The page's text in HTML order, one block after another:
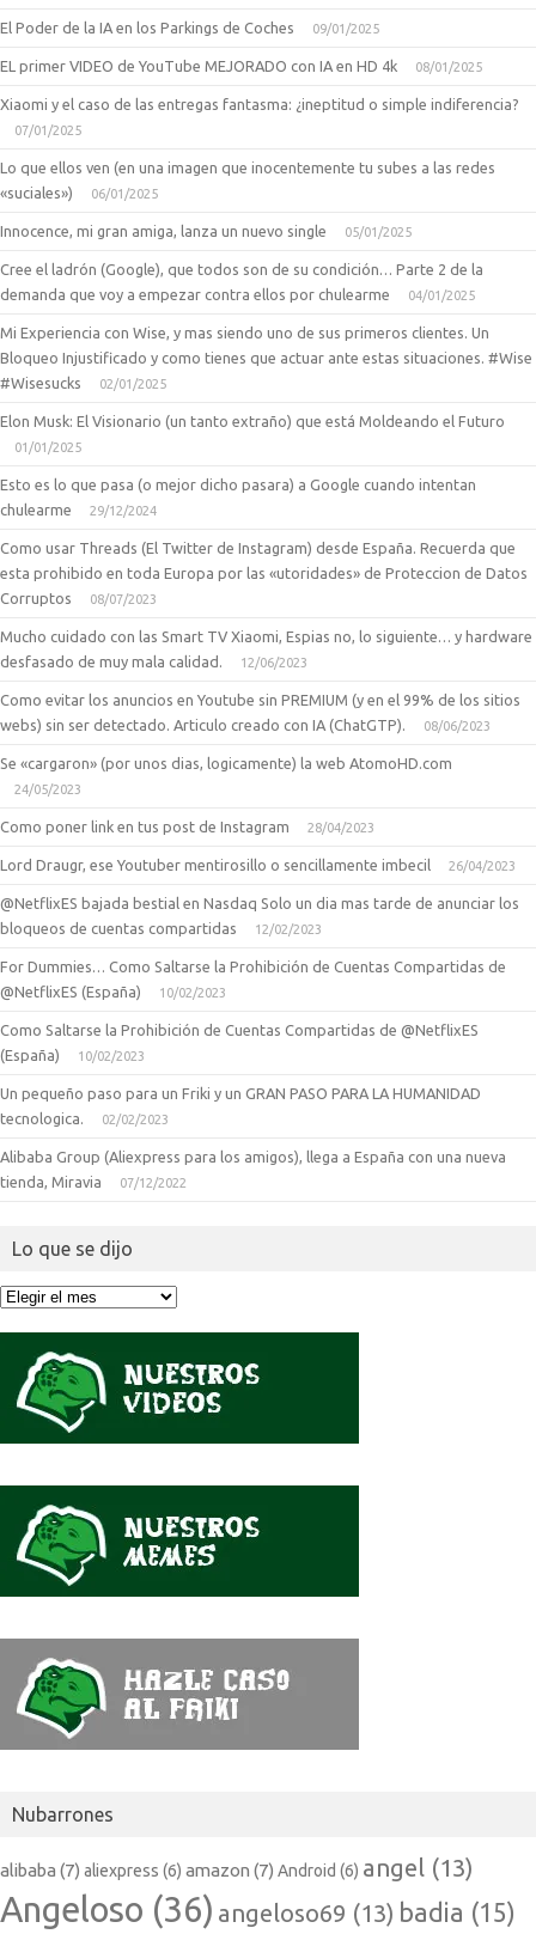
El Poder de la IA en los Parkings de Coches 09/01/2025
EL primer VIDEO de YouTube MEJORADO con IA en HD 4k 08/01/2025
Xiaomi y el caso de las entregas fantasma: ¿ineptitud o simple indiferencia?
07/01/2025
Lo que ellos ven (en una imagen que inocentemente tu subes a las redes
«suciales»)
06/01/2025
Innocence, mi gran amiga, lanza un nuevo single 05/01/2025
Cree el ladrón (Google), que todos son de su condición… Parte 2 de la
demanda que voy a empezar contra ellos por chulearme
04/01/2025
Mi Experiencia con Wise, y mas siendo uno de sus primeros clientes. Un
Bloqueo Injustificado y como tienes que actuar ante estas situaciones. #Wise
#Wisesucks
02/01/2025
Elon Musk: El Visionario (un tanto extraño) que está Moldeando el Futuro
01/01/2025
Esto es lo que pasa (o mejor dicho pasara) a Google cuando intentan
chulearme
29/12/2024
Como usar Threads (El Twitter de Instagram) desde España. Recuerda que
esta prohibido en toda Europa por las «utoridades» de Proteccion de Datos
Corruptos
08/07/2023
Mucho cuidado con las Smart TV Xiaomi, Espias no, lo siguiente… y hardware
desfasado de muy mala calidad.
12/06/2023
Como evitar los anuncios en Youtube sin PREMIUM (y en el 99% de los sitios
webs) sin ser detectado. Articulo creado con IA (ChatGTP).
08/06/2023
Se «cargaron» (por unos dias, logicamente) la web AtomoHD.com
24/05/2023
Como poner link en tus post de Instagram 28/04/2023
Lord Draugr, ese Youtuber mentirosillo o sencillamente imbecil 26/04/2023
@NetflixES bajada bestial en Nasdaq Solo un dia mas tarde de anunciar los
bloqueos de cuentas compartidas
12/02/2023
For Dummies… Como Saltarse la Prohibición de Cuentas Compartidas de
@NetflixES (España)
10/02/2023
Como Saltarse la Prohibición de Cuentas Compartidas de @NetflixES
(España)
10/02/2023
Un pequeño paso para un Friki y un GRAN PASO PARA LA HUMANIDAD
tecnologica.
02/02/2023
Alibaba Group (Aliexpress para los amigos), llega a España con una nueva
tienda, Miravia
07/12/2022
Lo que se dijo
Lo
Nubarrones
alibaba (7) aliexpress (6) amazon (7) Android (6) angel (13)
Angeloso (36) angeloso69 (13) badia (15)